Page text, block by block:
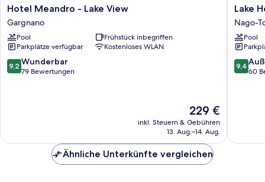
Hotel
Meandro
-
Lake
View
Gargnano
Hotel Meandro - Lake View
Gargnano
Pool
Frühstück inbegriffen
Parkplätze verfügbar
Kostenloses WLAN
9.2
von
9,2 Wunderbar
79 Bewertungen
Der
Preis
beträgt
229 €
inkl. Steuern & Gebühren
13. Aug.–14. Aug.
Lake
Hotel
Ifigenia
Nago-
Torbole
Lake
Nago-
Pool
9.4
von
9,4
60
Ähnliche Unterkünfte vergleichen